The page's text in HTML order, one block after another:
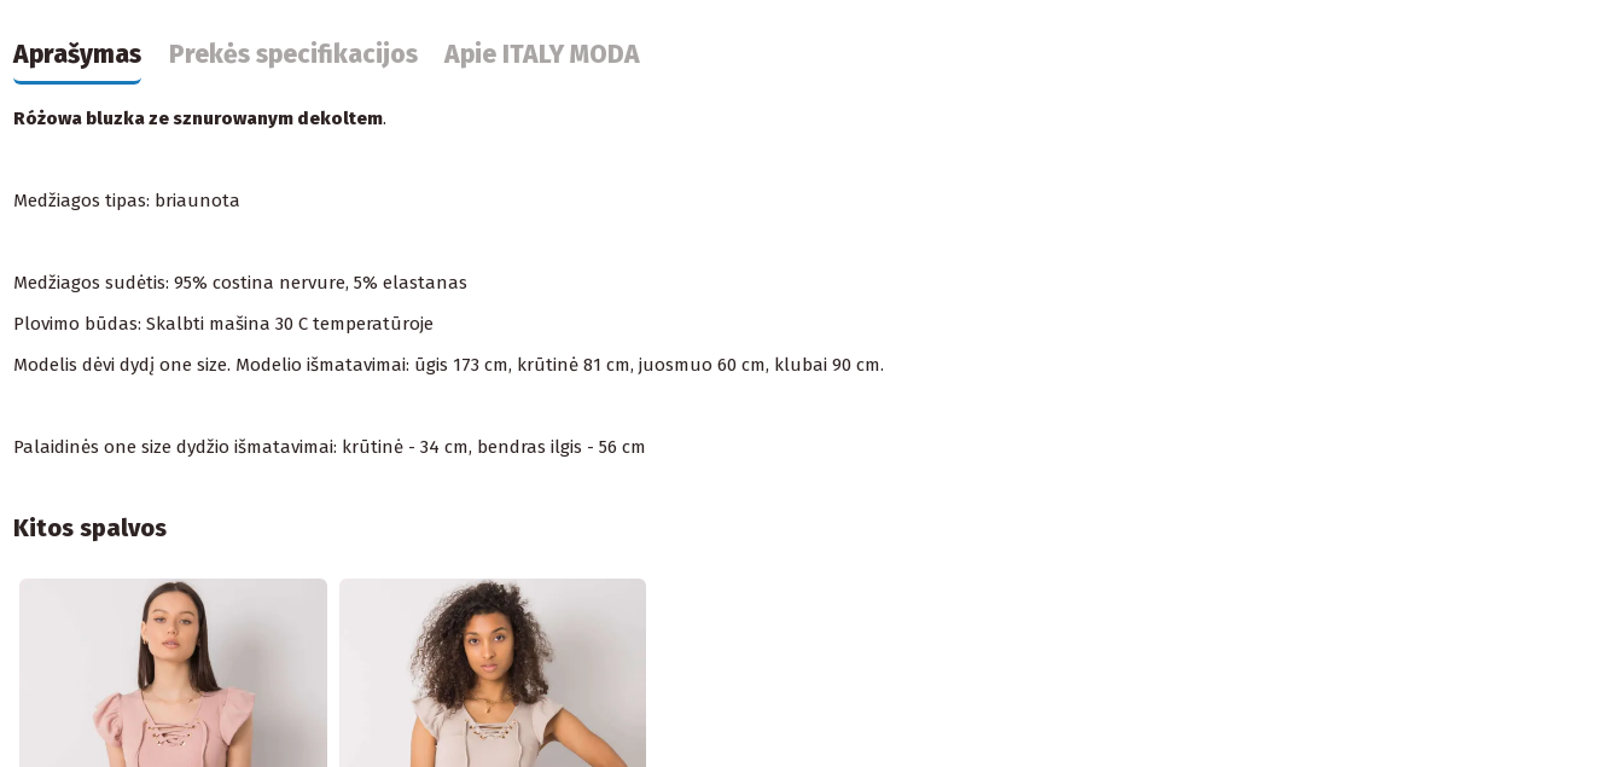
Aprašymas Prekės specifikacijos Apie ITALY MODA
Różowa bluzka ze sznurowanym dekoltem.
Medžiagos tipas: briaunota
Medžiagos sudėtis: 95% costina nervure, 5% elastanas
Plovimo būdas: Skalbti mašina 30 C temperatūroje
Modelis dėvi dydį one size. Modelio išmatavimai: ūgis 173 cm, krūtinė 81 cm, juosmuo 60 cm, klubai 90 cm.
Palaidinės one size dydžio išmatavimai: krūtinė - 34 cm, bendras ilgis - 56 cm
Kitos spalvos